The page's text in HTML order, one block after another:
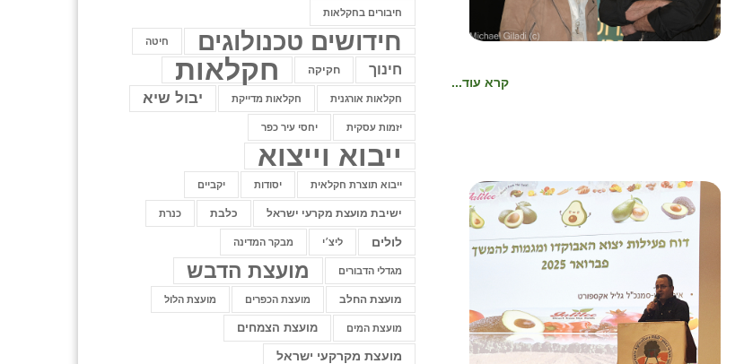
קרא עוד...
חיבורים בחקלאות
חידושים טכנולוגים חיטה
חינוך חקיקה חקלאות
חקלאות אורגנית חקלאות מדייקת יבול שיא
יזמות עסקית יחסי עיר כפר
ייבוא וייצוא
ייבוא תוצרת חקלאית יסודות יקביים
ישיבת מועצת מקרעי ישראל כלבת כנרת
לולים ליצ׳י מבקר המדינה
מגדלי הדבורים מועצת הדבש
מועצת החלב מועצת הכפרים מועצת הלול
מועצת המים מועצת הצמחים
מועצת מקרקעי ישראל